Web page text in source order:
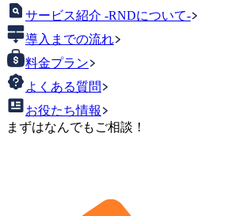
サービス紹介 -RNDについて-
導入までの流れ
料金プラン
よくある質問
お役たち情報
まずはなんでもご相談！